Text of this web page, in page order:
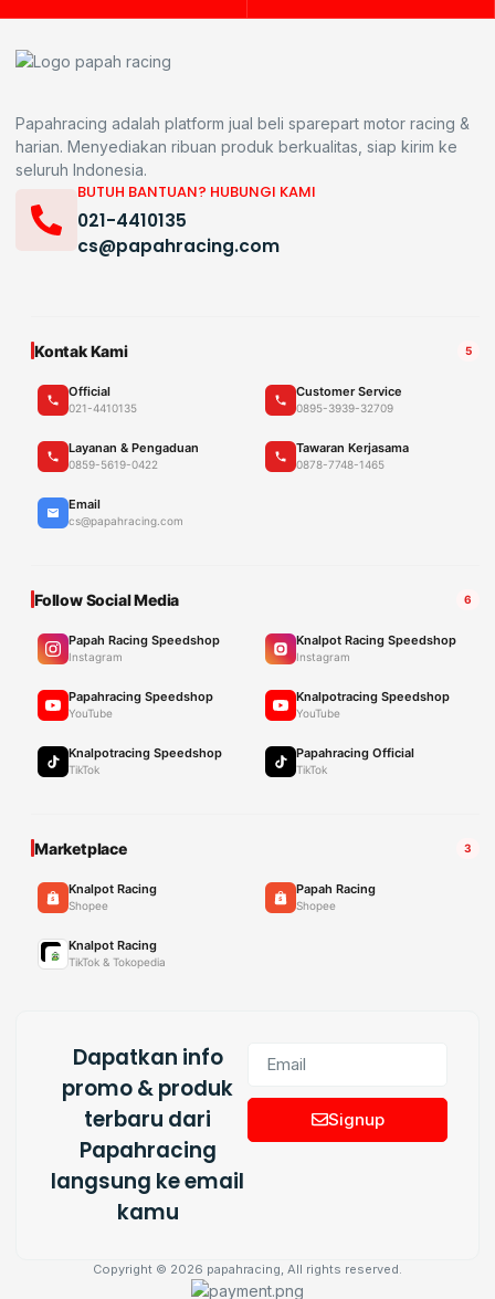
Papahracing adalah platform jual beli sparepart motor racing &
harian. Menyediakan ribuan produk berkualitas, siap kirim ke
seluruh Indonesia.
BUTUH BANTUAN? HUBUNGI KAMI
021-4410135
cs@papahracing.com
Kontak Kami 5
Official
021-4410135
Customer Service
0895-3939-32709
Layanan & Pengaduan
0859-5619-0422
Tawaran Kerjasama
0878-7748-1465
Email
cs@papahracing.com
Follow Social Media 6
Papah Racing Speedshop
Instagram
Knalpot Racing Speedshop
Instagram
Papahracing Speedshop
YouTube
Knalpotracing Speedshop
YouTube
Knalpotracing Speedshop
TikTok
Papahracing Official
TikTok
Marketplace 3
Knalpot Racing
Shopee
Papah Racing
Shopee
Knalpot Racing
TikTok & Tokopedia
Dapatkan info
promo & produk
terbaru dari
Papahracing
langsung ke email
kamu
Signup
Copyright © 2026 papahracing, All rights reserved.